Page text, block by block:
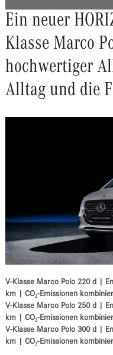
Ein neuer
Klasse Marco
hochwertiger
Alltag und die
V-Klasse Marco Polo 220 d |
km | CO₂-Emissionen
V-Klasse Marco Polo 250 d |
km | CO₂-Emissionen
V-Klasse Marco Polo 300 d |
km | CO₂-Emissionen